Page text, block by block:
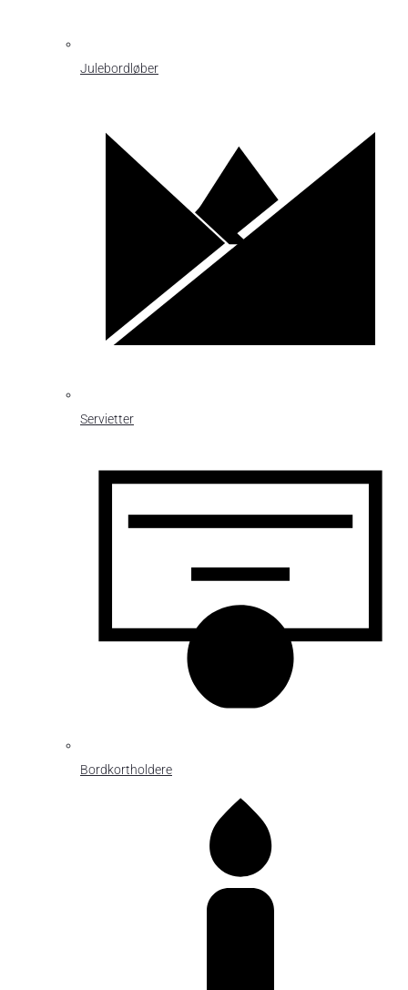
Julebordløber
Servietter
Bordkortholdere